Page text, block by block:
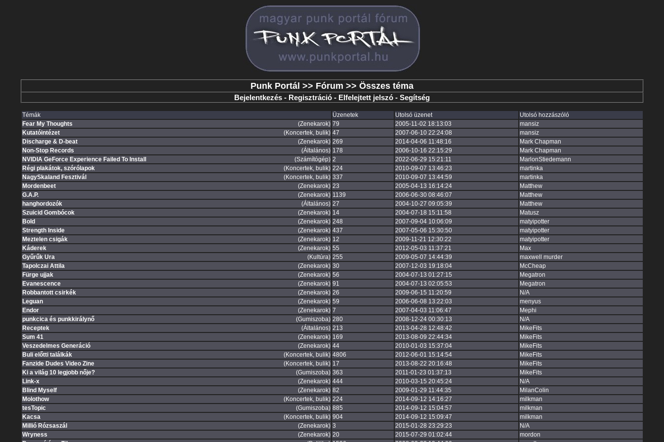
Punk Portál >> Fórum >> Összes téma
Bejelentkezés - Regisztráció - Elfelejtett jelszó - Segítség
Témák Üzenetek Utolsó üzenet
Utolsó hozzászóló
Fear My Thoughts
(Zenekarok) 79 2005-11-02 18:13:03
mansiz
Kutatóintézet
(Koncertek, bulik) 47 2007-06-10 22:24:08
mansiz
Discharge & D-beat
(Zenekarok) 269 2014-04-06 11:48:16
Mark Chapman
Non-Stop Records
(Általános) 178 2006-10-16 22:15:29
Mark Chapman
NVIDIA GeForce Experience Failed To Install
(Számítógép) 2 2022-06-29 15:21:11
MarlonStiedemann
Régi plakátok, szórólapok
(Koncertek, bulik) 224 2010-09-07 13:46:23
martinka
NagySkaland Fesztivál
(Koncertek, bulik) 337 2010-09-07 13:44:59
martinka
Mordenbeet
(Zenekarok) 23 2005-04-13 16:14:24
Matthew
G.A.P.
(Zenekarok) 1139 2006-06-30 08:46:07
Matthew
hanghordozók
(Általános) 27 2004-10-27 09:05:39
Matthew
Szuicid Gombócok
(Zenekarok) 14 2004-07-18 15:11:58
Matusz
Bold
(Zenekarok) 248 2007-09-04 10:06:09
matyipotter
Strength Inside
(Zenekarok) 437 2007-05-06 15:30:50
matyipotter
Meztelen csigák
(Zenekarok) 12 2009-11-21 12:30:22
matyipotter
Káderek
(Zenekarok) 55 2012-05-03 11:37:21
Max
Gyűrűk Ura
(Kultúra) 255 2009-05-07 14:44:39
maxwell murder
Tapolczai Attila
(Zenekarok) 30 2007-12-03 19:18:04
McCheap
Fürge ujjak
(Zenekarok) 56 2004-07-13 01:27:15
Megatron
Evanescence
(Zenekarok) 91 2004-07-13 02:05:53
Megatron
Robbantott csirkék
(Zenekarok) 26 2009-06-15 11:20:59
N/A
Leguan
(Zenekarok) 59 2006-06-08 13:22:03
menyus
Endor
(Zenekarok) 7 2007-04-03 11:06:47
Mephi
punkcica és punkkirálynő
(Gumiszoba) 280 2008-12-24 00:30:13
N/A
Receptek
(Általános) 213 2013-04-28 12:48:42
MikeFits
Sum 41
(Zenekarok) 169 2013-08-09 22:44:34
MikeFits
Veszedelmes Generáció
(Zenekarok) 44 2010-01-03 15:37:04
MikeFits
Buli előtti találkák
(Koncertek, bulik) 4806 2012-06-01 15:14:54
MikeFits
Fanzide Dudes Video Zine
(Koncertek, bulik) 17 2013-08-22 20:16:48
MikeFits
Ki a világ 10 legjobb nője?
(Gumiszoba) 363 2011-01-23 01:37:13
MikeFits
Link-x
(Zenekarok) 444 2010-03-15 20:45:24
N/A
Blind Myself
(Zenekarok) 82 2009-01-29 11:44:35
MilanColin
Molothow
(Koncertek, bulik) 224 2014-09-12 14:16:27
milkman
tesTopic
(Gumiszoba) 885 2014-09-12 15:04:57
milkman
Kacsa
(Koncertek, bulik) 904 2014-09-12 15:09:47
milkman
Millió Rózsaszál
(Zenekarok) 3 2015-01-28 23:29:23
N/A
Wryness
(Zenekarok) 20 2015-07-29 01:02:44
mordon